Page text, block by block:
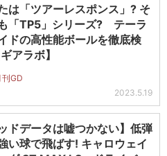
は「ツアーレスポンス」? そ
「TP5」シリーズ? テーラ
ドの高性能ボールを徹底検
アラボ】
刊GD
2023.5.19
ッドデータは嘘つかない】低弾
い球で飛ばす! キャロウェイ